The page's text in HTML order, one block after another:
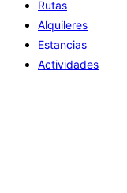
Rutas
Alquileres
Estancias
Actividades